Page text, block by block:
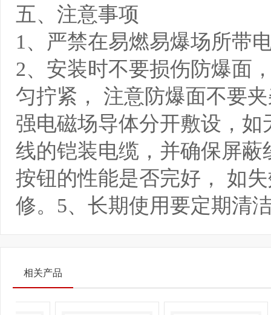
五、注意事项
1、严禁在易燃易爆场所带
2、安装时不要损伤防爆面
匀拧紧， 注意防爆面不要
强电磁场导体分开敷设，
线的铠装电缆，并确保屏
按钮的性能是否完好， 如
修。5、长期使用要定期清
相关产品